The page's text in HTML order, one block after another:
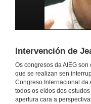
Intervención de
Os congresos da AIEG
que se realizan sen
Congreso Internacional da
todos os eidos dos
apertura cara a